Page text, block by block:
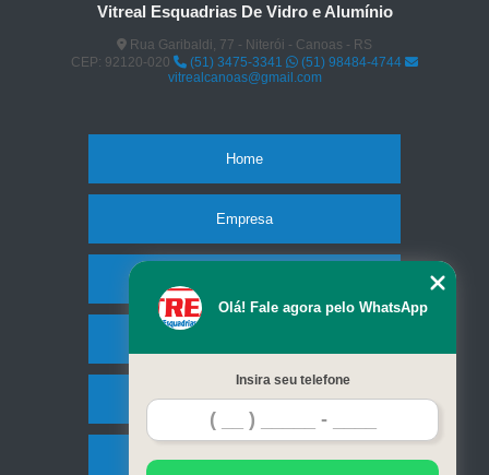
Vitreal Esquadrias De Vidro e Alumínio
Rua Garibaldi, 77 - Niterói - Canoas - RS
CEP: 92120-020
(51) 3475-3341
(51) 98484-4744
vitrealcanoas@gmail.com
Home
Empresa
Contato
Mapa do site
Olá! Fale agora pelo WhatsApp
Insira seu telefone